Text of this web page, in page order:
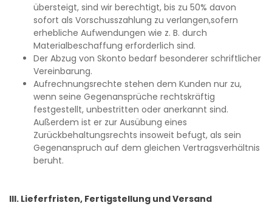
übersteigt, sind wir berechtigt, bis zu 50% davon
sofort als Vorschusszahlung zu verlangen,sofern
erhebliche Aufwendungen wie z. B. durch
Materialbeschaffung erforderlich sind.
Der Abzug von Skonto bedarf besonderer schriftlicher
Vereinbarung.
Aufrechnungsrechte stehen dem Kunden nur zu,
wenn seine Gegenansprüche rechtskräftig
festgestellt, unbestritten oder anerkannt sind.
Außerdem ist er zur Ausübung eines
Zurückbehaltungsrechts insoweit befugt, als sein
Gegenanspruch auf dem gleichen Vertragsverhältnis
beruht.
III. Lieferfristen, Fertigstellung und Versand